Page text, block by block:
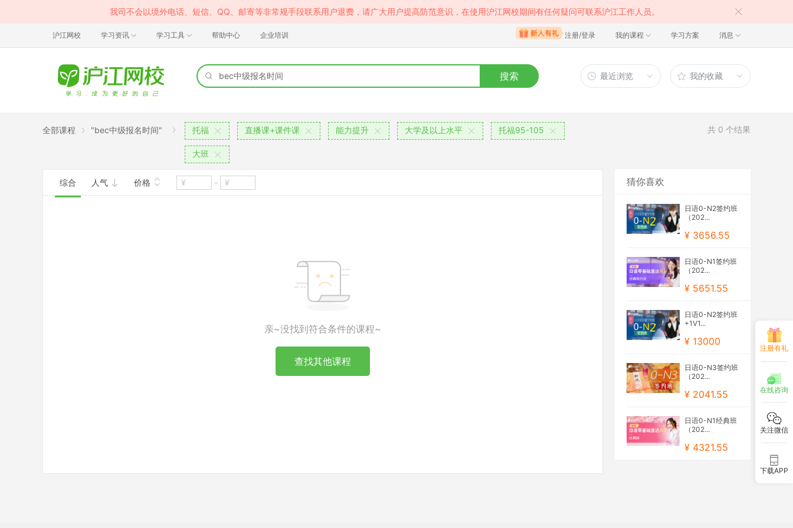
我司不会以境外电话、短信、QQ、邮寄等非常规手段联系用户退费，请广大用户提高防范意识，在使用沪江网校期间有任何疑问可联系沪江工作人员。
沪江网校 学习资讯 学习工具 帮助中心 企业培训 注册/登录 我的课程 学习方案 消息
搜索 最近浏览 我的收藏
全部课程 "bec中级报名时间" 托福 直播课+课件课 能力提升 大学及以上水平 托福95-105
大班
共 0 个结果
综合 人气 价格 -
亲~没找到符合条件的课程~
查找其他课程
猜你喜欢
日语0-N2签约班
（202...
¥ 3656.55
日语0-N1签约班
（202...
¥ 5651.55
日语0-N2签约班
+1V1...
¥ 13000
日语0-N3签约班
（202...
¥ 2041.55
日语0-N1经典班
（202...
¥ 4321.55
注册有礼
在线咨询
关注微信
下载APP